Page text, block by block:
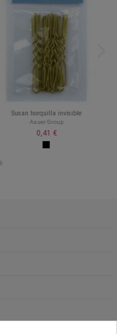
Susan horquilla invisible
Asuer Group
0,41 €